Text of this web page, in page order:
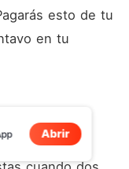
esto de tu
en tu
Abrir